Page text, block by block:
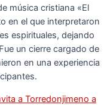
música cristiana «El
en el que interpretaron
espirituales, dejando
un cierre cargado de
en una experiencia
a Torredonjimeno a